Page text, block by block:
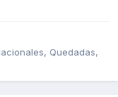
Quedadas,